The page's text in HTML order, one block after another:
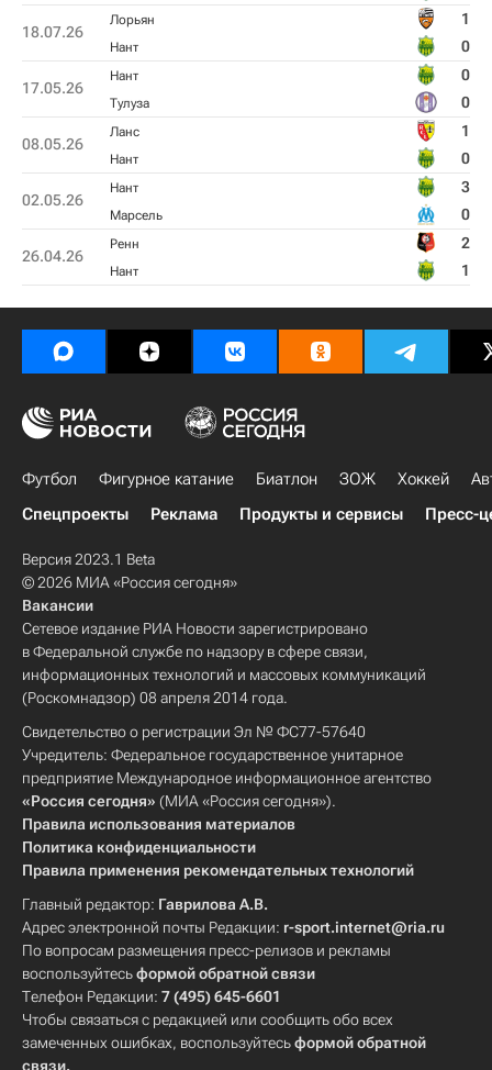
18.07.26
Лорьян 1
Нант 0
17.05.26
Нант 0
Тулуза 0
08.05.26
Ланс 1
Нант 0
02.05.26
Нант 3
Марсель 0
26.04.26
Ренн 2
Нант 1
Футбол Фигурное катание Биатлон ЗОЖ Хоккей
Спецпроекты
Реклама Продукты и сервисы Пресс-
Версия 2023.1 Beta
© 2026 МИА «Россия сегодня»
Вакансии
Сетевое издание РИА Новости зарегистрировано
в Федеральной службе по надзору в сфере связи,
информационных технологий и массовых коммуникаций
(Роскомнадзор) 08 апреля 2014 года.
Свидетельство о регистрации Эл № ФС77-57640
Учредитель: Федеральное государственное унитарное
предприятие Международное информационное агентство
«Россия сегодня» (МИА «Россия сегодня»).
Правила использования материалов
Политика конфиденциальности
Правила применения рекомендательных технологий
Главный редактор: Гаврилова А.В.
Адрес электронной почты Редакции: r-sport.internet@ria.ru
По вопросам размещения пресс-релизов и рекламы
воспользуйтесьформой обратной связи
Телефон Редакции: 7 (495) 645-6601
Чтобы связаться с редакцией или сообщить обо всех
замеченных ошибках, воспользуйтесьформой обратной
связи.